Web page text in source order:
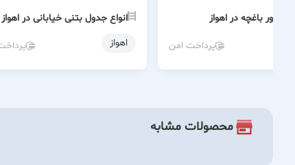
دور باغچه در اهواز
پرداخت امن
انواع جدول بتنی خیابانی در اهواز
اهواز
محصولات مشابه